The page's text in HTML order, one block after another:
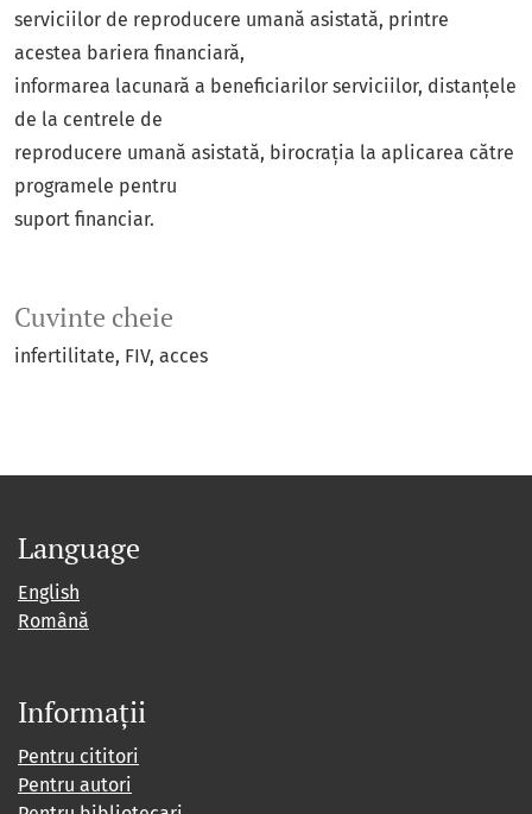
Cuvinte cheie
infertilitate FIV acces
serviciilor de reproducere umană asistată, printre
acestea bariera financiară,
informarea lacunară a beneficiarilor serviciilor, distanțele
de la centrele de
reproducere umană asistată, birocrația la aplicarea către
programele pentru
suport financiar.
Language
English
Română
Informații
Pentru cititori
Pentru autori